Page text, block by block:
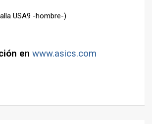
USA9 -hombre-)
en www.asics.com